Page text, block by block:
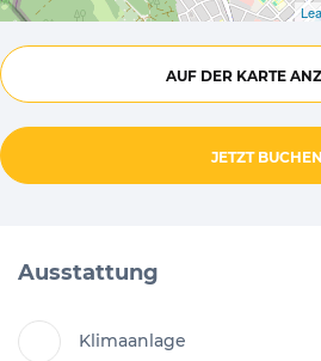
AUF DER KARTE
JETZT BUCHEN
Ausstattung
Klimaanlage